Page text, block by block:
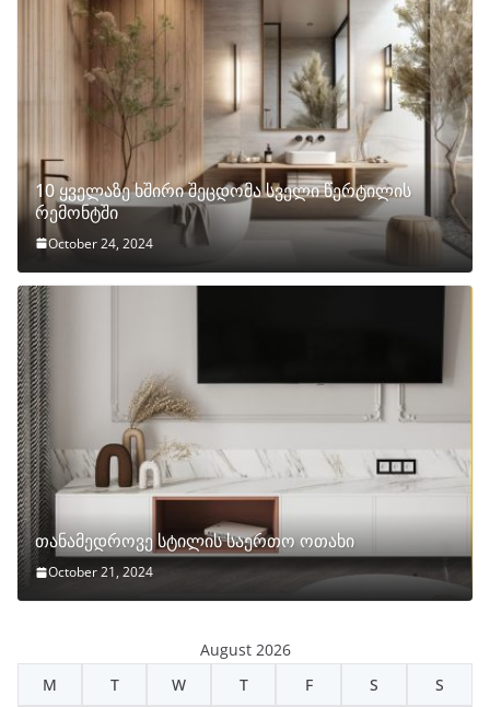
10 ყველაზე ხშირი შეცდომა სველი წერტილის
რემონტში
October 24, 2024
თანამედროვე სტილის საერთო ოთახი
October 21, 2024
August 2026
M
T W T F S S